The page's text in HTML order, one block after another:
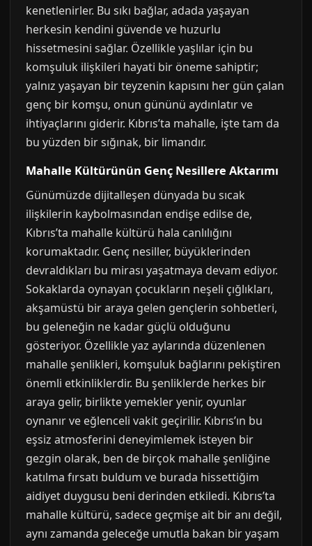
kenetlenirler. Bu sıkı bağlar, adada yaşayan
herkesin kendini güvende ve huzurlu
hissetmesini sağlar. Özellikle yaşlılar için bu
komşuluk ilişkileri hayati bir öneme sahiptir;
yalnız yaşayan bir teyzenin kapısını her gün çalan
genç bir komşu, onun gününü aydınlatır ve
ihtiyaçlarını giderir. Kıbrıs’ta mahalle, işte tam da
bu yüzden bir sığınak, bir limandır.
Mahalle Kültürünün Genç Nesillere Aktarımı
Günümüzde dijitalleşen dünyada bu sıcak
ilişkilerin kaybolmasından endişe edilse de,
Kıbrıs’ta mahalle kültürü hala canlılığını
korumaktadır. Genç nesiller, büyüklerinden
devraldıkları bu mirası yaşatmaya devam ediyor.
Sokaklarda oynayan çocukların neşeli çığlıkları,
akşamüstü bir araya gelen gençlerin sohbetleri,
bu geleneğin ne kadar güçlü olduğunu
gösteriyor. Özellikle yaz aylarında düzenlenen
mahalle şenlikleri, komşuluk bağlarını pekiştiren
önemli etkinliklerdir. Bu şenliklerde herkes bir
araya gelir, birlikte yemekler yenir, oyunlar
oynanır ve eğlenceli vakit geçirilir. Kıbrıs’ın bu
eşsiz atmosferini deneyimlemek isteyen bir
gezgin olarak, ben de birçok mahalle şenliğine
katılma fırsatı buldum ve burada hissettiğim
aidiyet duygusu beni derinden etkiledi. Kıbrıs’ta
mahalle kültürü, sadece geçmişe ait bir anı değil,
aynı zamanda geleceğe umutla bakan bir yaşam